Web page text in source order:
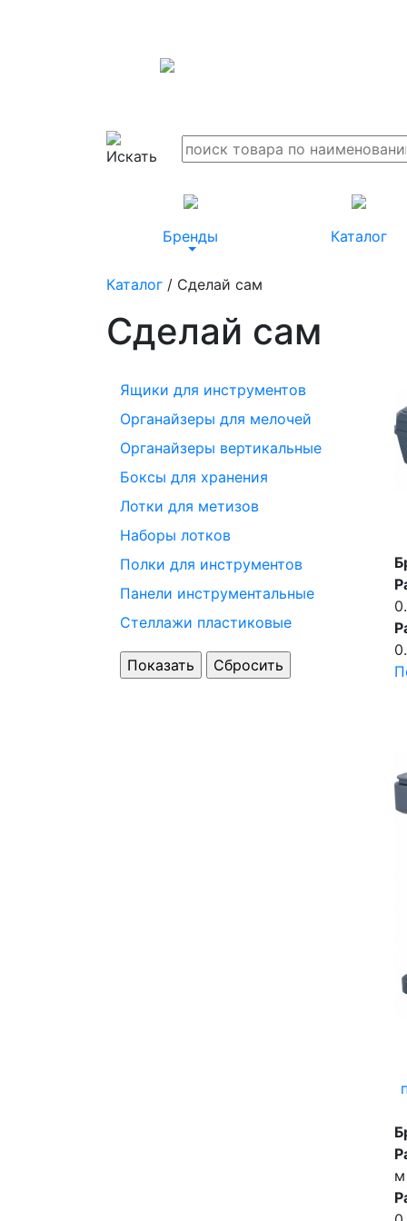
Бренды Каталог
Каталог / Сделай сам
Сделай сам
Ящики для инструментов
Органайзеры для мелочей
Органайзеры вертикальные
Боксы для хранения
Лотки для метизов
Наборы лотков
Полки для инструментов
Панели инструментальные
Стеллажи пластиковые
м